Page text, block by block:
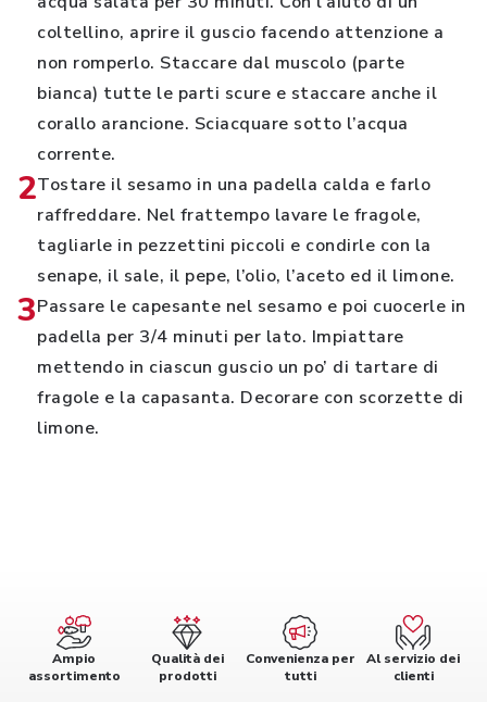
coltellino, aprire il guscio facendo attenzione a
non romperlo. Staccare dal muscolo (parte
bianca) tutte le parti scure e staccare anche il
corallo arancione. Sciacquare sotto l’acqua
corrente.
2Tostare il sesamo in una padella calda e farlo
raffreddare. Nel frattempo lavare le fragole,
tagliarle in pezzettini piccoli e condirle con la
senape, il sale, il pepe, l’olio, l’aceto ed il limone.
3Passare le capesante nel sesamo e poi cuocerle in
padella per 3/4 minuti per lato. Impiattare
mettendo in ciascun guscio un po’ di tartare di
fragole e la capasanta. Decorare con scorzette di
limone.
Ampio
assortimento
Qualità dei
prodotti
Convenienza per
tutti
Al servizio dei
clienti